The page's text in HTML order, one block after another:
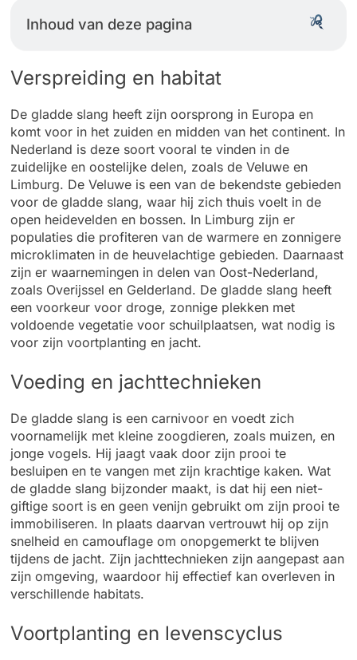
Inhoud van deze pagina
Verspreiding en habitat
De gladde slang heeft zijn oorsprong in Europa en
komt voor in het zuiden en midden van het continent. In
Nederland is deze soort vooral te vinden in de
zuidelijke en oostelijke delen, zoals de Veluwe en
Limburg. De Veluwe is een van de bekendste gebieden
voor de gladde slang, waar hij zich thuis voelt in de
open heidevelden en bossen. In Limburg zijn er
populaties die profiteren van de warmere en zonnigere
microklimaten in de heuvelachtige gebieden. Daarnaast
zijn er waarnemingen in delen van Oost-Nederland,
zoals Overijssel en Gelderland. De gladde slang heeft
een voorkeur voor droge, zonnige plekken met
voldoende vegetatie voor schuilplaatsen, wat nodig is
voor zijn voortplanting en jacht.
Voeding en jachttechnieken
De gladde slang is een carnivoor en voedt zich
voornamelijk met kleine zoogdieren, zoals muizen, en
jonge vogels. Hij jaagt vaak door zijn prooi te
besluipen en te vangen met zijn krachtige kaken. Wat
de gladde slang bijzonder maakt, is dat hij een niet-
giftige soort is en geen venijn gebruikt om zijn prooi te
immobiliseren. In plaats daarvan vertrouwt hij op zijn
snelheid en camouflage om onopgemerkt te blijven
tijdens de jacht. Zijn jachttechnieken zijn aangepast aan
zijn omgeving, waardoor hij effectief kan overleven in
verschillende habitats.
Voortplanting en levenscyclus